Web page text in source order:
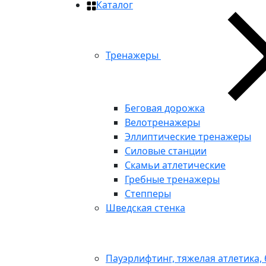
Каталог
Тренажеры
Беговая дорожка
Велотренажеры
Эллиптические тренажеры
Силовые станции
Скамьи атлетические
Гребные тренажеры
Степперы
Шведская стенка
Пауэрлифтинг, тяжелая